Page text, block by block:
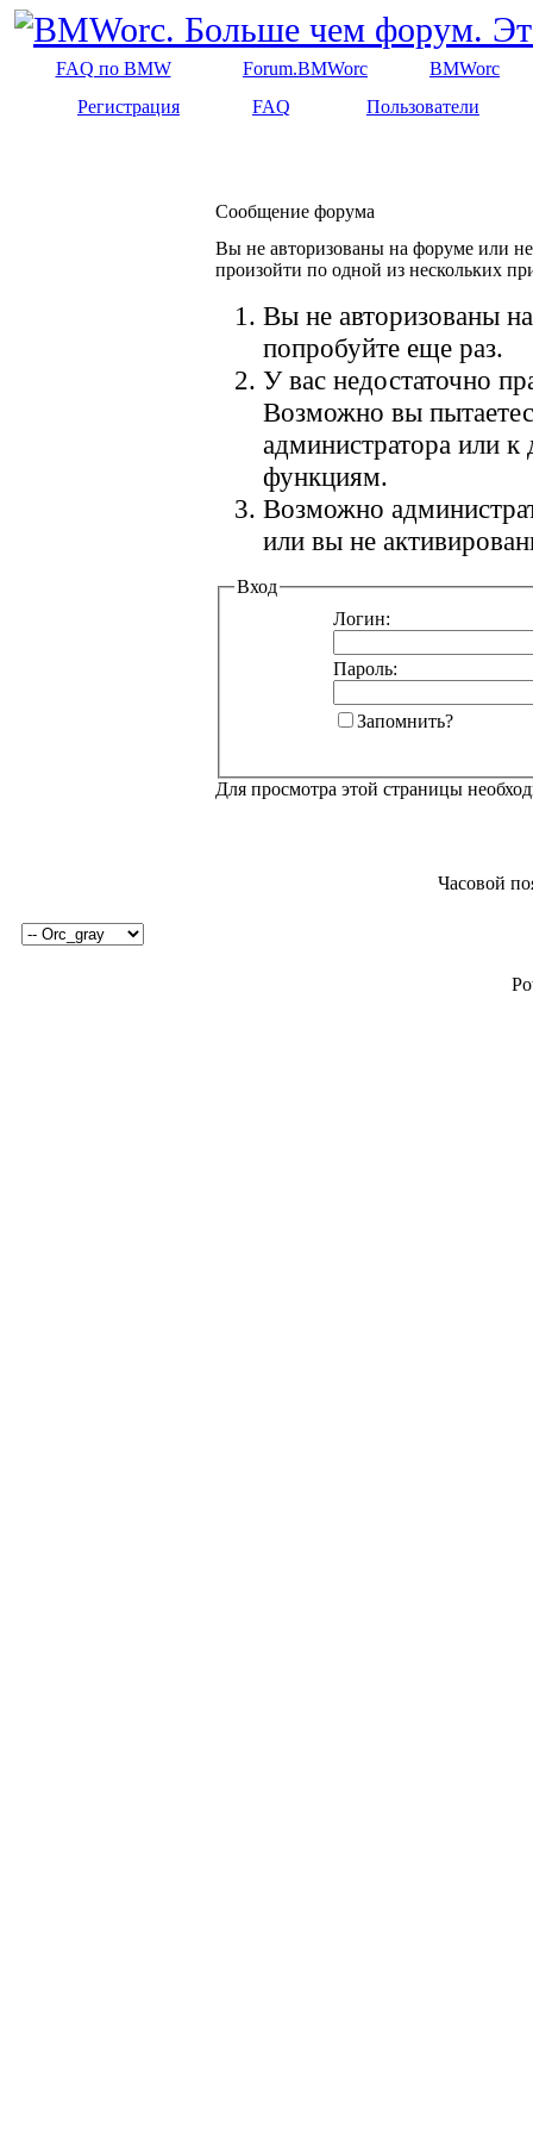
FAQ по BMW Forum.BMWorc
BMWorc
Регистрация
FAQ Пользователи
Сообщение форума
Вы не авторизованы на форуме или
произойти по одной из нескольких
Вы не авторизованы
попробуйте еще раз.
У вас недостаточно
Возможно вы
администратора или
функциям.
Возможно
или вы не
Вход
Логин:
Пароль:
Запомнить?
Для просмотра этой страницы
Часовой